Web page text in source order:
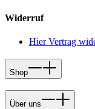
Widerruf
Hier Vertrag
Shop
Über uns